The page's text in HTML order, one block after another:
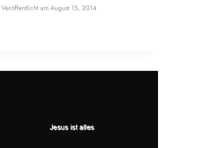
Veröffentlicht am August 15, 2014